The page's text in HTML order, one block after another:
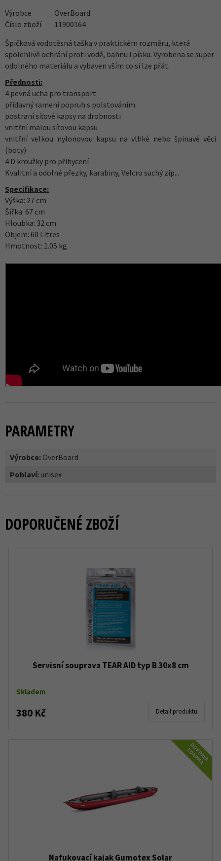
Výrobce
OverBoard
Číslo zboží
11900164
Špičková vodotěsná taška v praktickém rozměru, která
spolehlivě ochrání proti vodě, bahnu i písku. Vyrobena se super
odolného materiálu a vybaven vším co si lze přát.
Přednosti:
4 pevná ucha pro transport
přídavný ramení popruh s polstováním
postraní síťové kapsy na drobnosti
vnitřní malou síťovou kapsu
vnitřní velkou nylonovou kapsu na vlhké nebo špinavé věci
(boty)
4 D kroužky pro přihycení
Kvalitní a odolné přezky, karabiny, Velcro suchý zip...
Specifikace:
Výška: 27 cm
Šířka: 67 cm
Hloubka: 32 cm
Objem: 60 Litres
Hmotnost: 1.05 kg
PARAMETRY
Výrobce: OverBoard
Pohlaví: unisex
DOPORUČENÉ ZBOŽÍ
Servisní souprava TEAR AID typ B 30x8 cm
Skladem
380 Kč Detail produktu
DOPRAVA
ZDARMA
Nafukovací kajak Gumotex Solar